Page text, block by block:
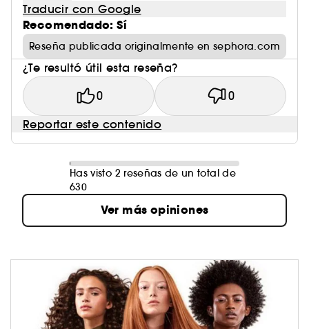
Traducir con Google
Recomendado: Sí
Reseña publicada originalmente en sephora.com
¿Te resultó útil esta reseña?
0 0
Reportar este contenido
Has visto 2 reseñas de un total de
630
Ver más opiniones